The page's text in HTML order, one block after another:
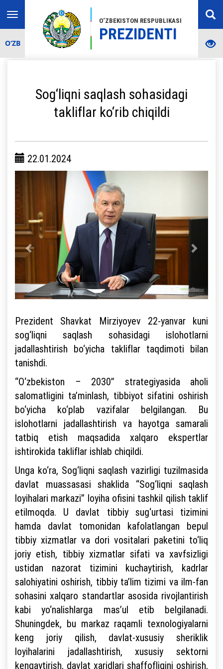
O‘ZBEKISTON RESPUBLIKASI
PREZIDENTI
Toggle
navigation
O‘ZB
Sog‘liqni saqlash sohasidagi
takliflar ko‘rib chiqildi
22.01.2024
Prezident Shavkat Mirziyoyev 22-yanvar kuni
sog‘liqni saqlash sohasidagi islohotlarni
jadallashtirish bo‘yicha takliflar taqdimoti bilan
tanishdi.
“O‘zbekiston – 2030” strategiyasida aholi
salomatligini ta’minlash, tibbiyot sifatini oshirish
bo‘yicha ko‘plab vazifalar belgilangan. Bu
islohotlarni jadallashtirish va hayotga samarali
tatbiq etish maqsadida xalqaro ekspertlar
ishtirokida takliflar ishlab chiqildi.
Unga ko‘ra, Sog‘liqni saqlash vazirligi tuzilmasida
davlat muassasasi shaklida “Sog‘liqni saqlash
loyihalari markazi” loyiha ofisini tashkil qilish taklif
etilmoqda. U davlat tibbiy sug‘urtasi tizimini
hamda davlat tomonidan kafolatlangan bepul
tibbiy xizmatlar va dori vositalari paketini to‘liq
joriy etish, tibbiy xizmatlar sifati va xavfsizligi
ustidan nazorat tizimini kuchaytirish, kadrlar
salohiyatini oshirish, tibbiy ta’lim tizimi va ilm-fan
sohasini xalqaro standartlar asosida rivojlantirish
kabi yo‘nalishlarga mas’ul etib belgilanadi.
Shuningdek, bu markaz raqamli texnologiyalarni
keng joriy qilish, davlat-xususiy sheriklik
loyihalarini jadallashtirish, xususiy sektorni
kengaytirish, davlat xaridlari shaffofligini oshirish,